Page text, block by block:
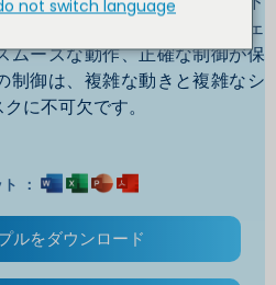
ボットの関節とエンド エフェ
ムーズな動作、正確な制御が保
制御は、複雑な動きと複雑なシ
に不可欠です。
：
ルをダウンロード
not switch language